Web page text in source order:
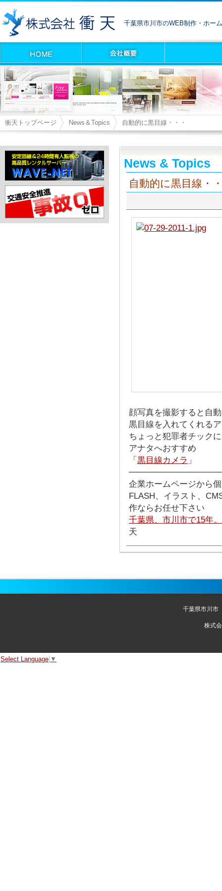
千葉県市川市のWEB制作・ホー
衝天トップページ News＆Topics 自動的に黒目線・・・
News & Topics
自動的に黒目線・
顔写真を撮影すると自
黒目線を入れてくれる
ちょっと犯罪者チック
アナタへおすすめ
「 黒目線カメラ 」
企業ホームページから
FLASH、イラスト、
作ならお任せ下さい
千葉県、市川市で15年
天
千葉県市川市
株式
Select Language ▼